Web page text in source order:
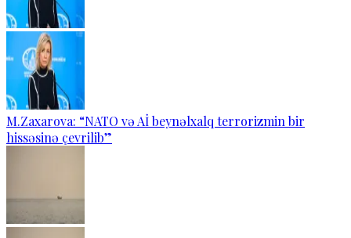
M.Zaxarova: “NATO və Aİ beynəlxalq terrorizmin bir
hissəsinə çevrilib”